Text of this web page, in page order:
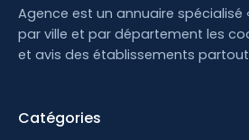
Agence est un annuaire spécialisé
par ville et par département les
et avis des établissements partout
Catégories